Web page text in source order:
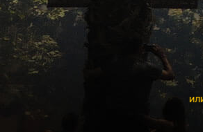
Категория "Economy"
Peugeot